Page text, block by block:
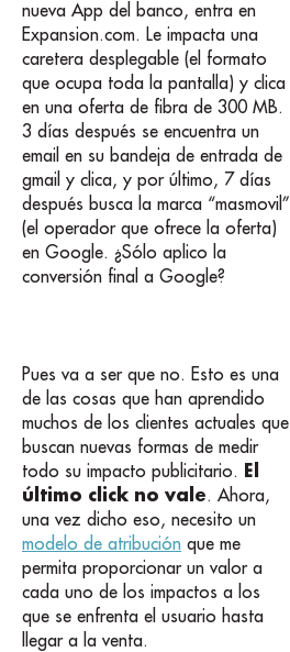
nueva App del banco, entra en
Expansion.com. Le impacta una
caretera desplegable (el formato
que ocupa toda la pantalla) y clica
en una oferta de fibra de 300 MB.
3 días después se encuentra un
email en su bandeja de entrada de
gmail y clica, y por último, 7 días
después busca la marca “masmovil”
(el operador que ofrece la oferta)
en Google. ¿Sólo aplico la
conversión final a Google?
Pues va a ser que no. Esto es una
de las cosas que han aprendido
muchos de los clientes actuales que
buscan nuevas formas de medir
todo su impacto publicitario. El
último click no vale. Ahora,
una vez dicho eso, necesito un
modelo de atribución que me
permita proporcionar un valor a
cada uno de los impactos a los
que se enfrenta el usuario hasta
llegar a la venta.